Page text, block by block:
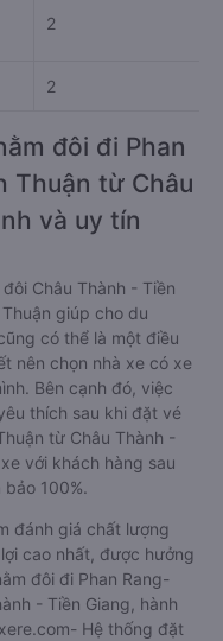
2
2
đôi đi Phan
Thuận từ Châu
và uy tín
Châu Thành - Tiền
giúp cho du
có thể là một điều
nên chọn nhà xe có xe
Bên cạnh đó, việc
thích sau khi đặt vé
từ Châu Thành -
với khách hàng sau
100%.
đánh giá chất lượng
cao nhất, được hưởng
đôi đi Phan Rang-
- Tiền Giang, hành
Hệ thống đặt